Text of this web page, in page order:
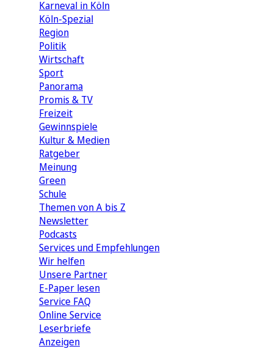
Karneval in Köln
Köln-Spezial
Region
Politik
Wirtschaft
Sport
Panorama
Promis & TV
Freizeit
Gewinnspiele
Kultur & Medien
Ratgeber
Meinung
Green
Schule
Themen von A bis Z
Newsletter
Podcasts
Services und Empfehlungen
Wir helfen
Unsere Partner
E-Paper lesen
Service FAQ
Online Service
Leserbriefe
Anzeigen